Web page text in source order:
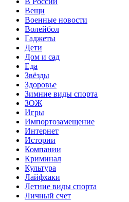
Вещи
Военные новости
Волейбол
Гаджеты
Дети
Дом и сад
Еда
Звёзды
Здоровье
Зимние виды спорта
ЗОЖ
Игры
Импортозамещение
Интернет
Истории
Компании
Криминал
Культура
Лайфхаки
Летние виды спорта
Личный счет